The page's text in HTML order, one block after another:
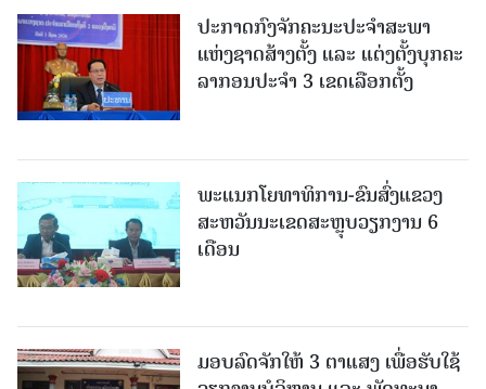
ປະກາດກົງຈັກຄະນະປະຈໍາສະພາ
ແຫ່ງຊາດສ້າງຕັ້ງ ແລະ ແຕ່ງຕັ້ງບຸກຄະ
ລາກອນປະຈໍາ 3 ເຂດເລືອກຕັ້ງ
ພະແນກໂຍທາທິການ-ຂົນສົ່ງແຂວງ
ສະຫວັນນະເຂດສະຫຼຸບວຽກງານ 6
ເດືອນ
ມອບລົດຈັກໃຫ້ 3 ຕາແສງ ເພື່ອຮັບໃຊ້